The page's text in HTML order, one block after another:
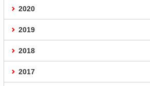
2020
2019
2018
2017